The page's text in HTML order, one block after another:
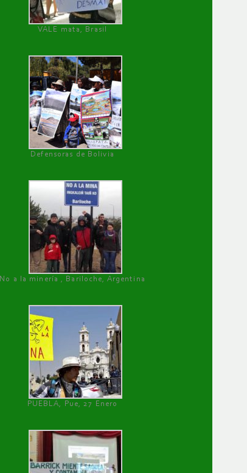
VALE mata, Brasil
Defensoras de Bolivia
No a la minería , Bariloche, Argentina
PUEBLA, Pue, 27 Enero